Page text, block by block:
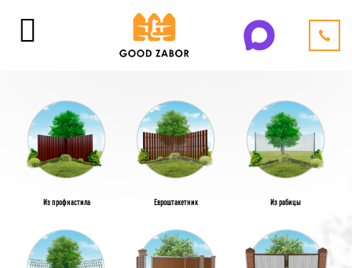
Из профнастила Евроштакетник Из рабицы